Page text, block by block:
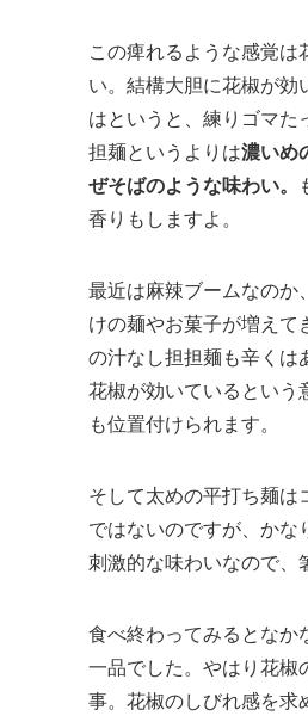
この痺れるような感覚は
い。結構大胆に花椒が効
はというと、練りゴマた
担麺というよりは濃いめ
ぜそばのような味わい。
香りもしますよ。
最近は麻辣ブームなのか
けの麺やお菓子が増えて
の汁なし担担麺も辛くは
花椒が効いているという
も位置付けられます。
そして太めの平打ち麺は
ではないのですが、かな
刺激的な味わいなので、
食べ終わってみるとなか
一品でした。やはり花椒
事。花椒のしびれ感を求